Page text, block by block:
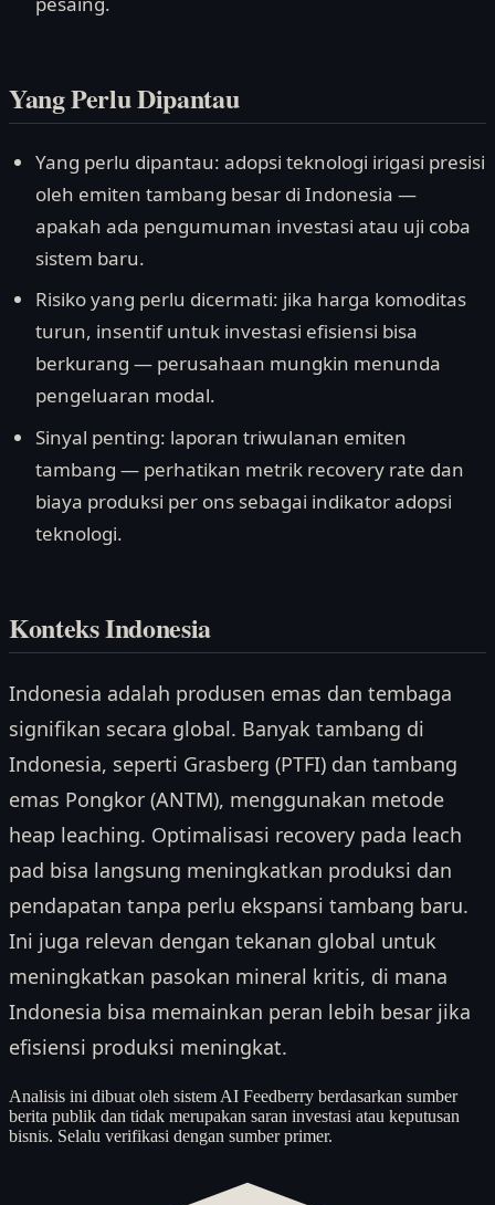
Yang Perlu Dipantau
Yang perlu dipantau: adopsi teknologi irigasi presisi
oleh emiten tambang besar di Indonesia —
apakah ada pengumuman investasi atau uji coba
sistem baru.
Risiko yang perlu dicermati: jika harga komoditas
turun, insentif untuk investasi efisiensi bisa
berkurang — perusahaan mungkin menunda
pengeluaran modal.
Sinyal penting: laporan triwulanan emiten
tambang — perhatikan metrik recovery rate dan
biaya produksi per ons sebagai indikator adopsi
teknologi.
Konteks Indonesia
Indonesia adalah produsen emas dan tembaga
signifikan secara global. Banyak tambang di
Indonesia, seperti Grasberg (PTFI) dan tambang
emas Pongkor (ANTM), menggunakan metode
heap leaching. Optimalisasi recovery pada leach
pad bisa langsung meningkatkan produksi dan
pendapatan tanpa perlu ekspansi tambang baru.
Ini juga relevan dengan tekanan global untuk
meningkatkan pasokan mineral kritis, di mana
Indonesia bisa memainkan peran lebih besar jika
efisiensi produksi meningkat.
Analisis ini dibuat oleh sistem AI Feedberry berdasarkan sumber
berita publik dan tidak merupakan saran investasi atau keputusan
bisnis. Selalu verifikasi dengan sumber primer.